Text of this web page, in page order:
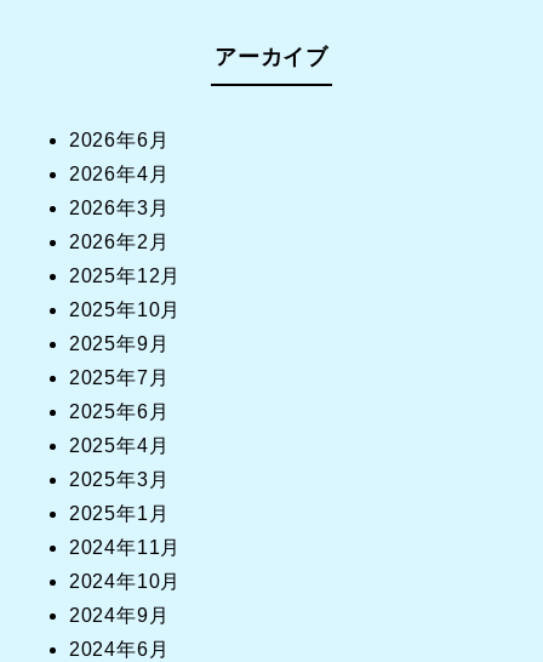
アーカイブ
2026年6月
2026年4月
2026年3月
2026年2月
2025年12月
2025年10月
2025年9月
2025年7月
2025年6月
2025年4月
2025年3月
2025年1月
2024年11月
2024年10月
2024年9月
2024年6月